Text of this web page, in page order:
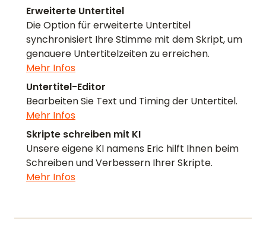
Erweiterte Untertitel
Die Option für erweiterte Untertitel
synchronisiert Ihre Stimme mit dem Skript, um
genauere Untertitelzeiten zu erreichen.
Mehr Infos
Untertitel-Editor
Bearbeiten Sie Text und Timing der Untertitel.
Mehr Infos
Skripte schreiben mit KI
Unsere eigene KI namens Eric hilft Ihnen beim
Schreiben und Verbessern Ihrer Skripte.
Mehr Infos